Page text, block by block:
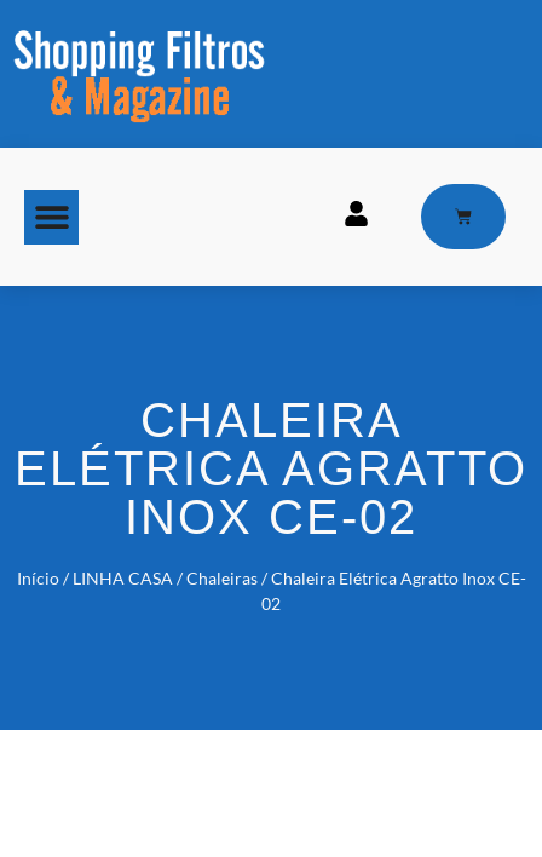
CHALEIRA
ELÉTRICA AGRATTO
INOX CE-02
Início/LINHA CASA /Chaleiras/ Chaleira Elétrica Agratto Inox CE-
02